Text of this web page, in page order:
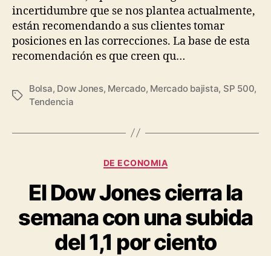
incertidumbre que se nos plantea actualmente,
están recomendando a sus clientes tomar
posiciones en las correcciones. La base de esta
recomendación es que creen qu…
Etiquetas
Bolsa, Dow Jones, Mercado, Mercado bajista, SP 500,
Tendencia
Categorías
DE ECONOMIA
El Dow Jones cierra la
semana con una subida
del 1,1 por ciento